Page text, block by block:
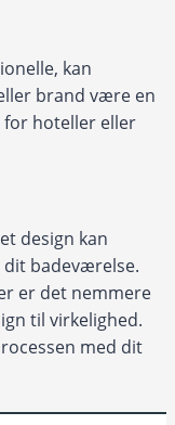
kan
brand være en
hoteller eller
design kan
badeværelse.
er det nemmere
til virkelighed.
med dit